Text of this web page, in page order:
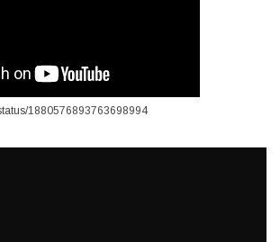
1880576893763698994